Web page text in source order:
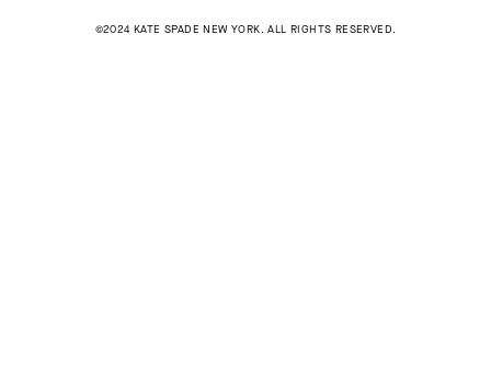
©2024 KATE SPADE NEW YORK. ALL RIGHTS RESERVED.